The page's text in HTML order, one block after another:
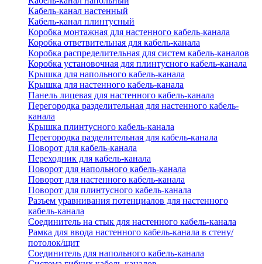
Кабель-канал настенный
Кабель-канал плинтусный
Коробка монтажная для настенного кабель-канала
Коробка ответвительная для кабель-канала
Коробка распределительная для систем кабель-каналов
Коробка установочная для плинтусного кабель-канала
Крышка для напольного кабель-канала
Крышка для настенного кабель-канала
Панель лицевая для настенного кабель-канала
Перегородка разделительная для настенного кабель-
канала
Крышка плинтусного кабель-канала
Перегородка разделительная для кабель-канала
Поворот для кабель-канала
Переходник для кабель-канала
Поворот для напольного кабель-канала
Поворот для настенного кабель-канала
Поворот для плинтусного кабель-канала
Разъем уравнивания потенциалов для настенного
кабель-канала
Соединитель на стык для настенного кабель-канала
Рамка для ввода настенного кабель-канала в стену/
потолок/щит
Соединитель для напольного кабель-канала